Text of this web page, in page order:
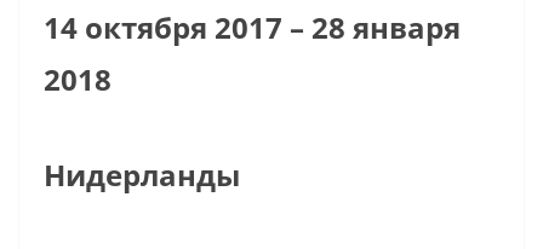
14 октября 2017 – 28 января
2018
Нидерланды